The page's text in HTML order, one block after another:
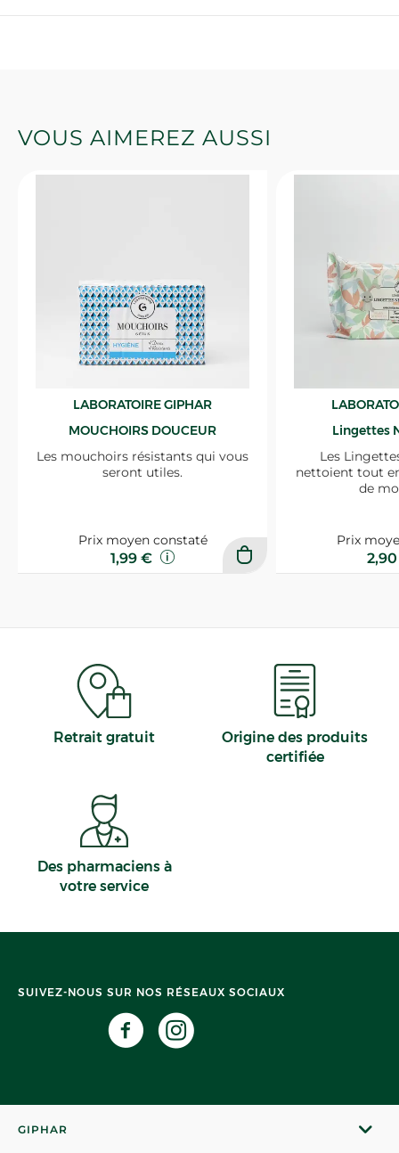
VOUS AIMEREZ AUSSI
LABORATOIRE GIPHAR
MOUCHOIRS DOUCEUR
Les mouchoirs résistants qui vous
seront utiles.
Prix moyen constaté
1,99 €
Lingettes
Les
nettoient tout
de
Prix
Retrait gratuit
Origine des produits
certifiée
Des pharmaciens à
votre service
SUIVEZ-NOUS SUR NOS RÉSEAUX SOCIAUX
GIPHAR